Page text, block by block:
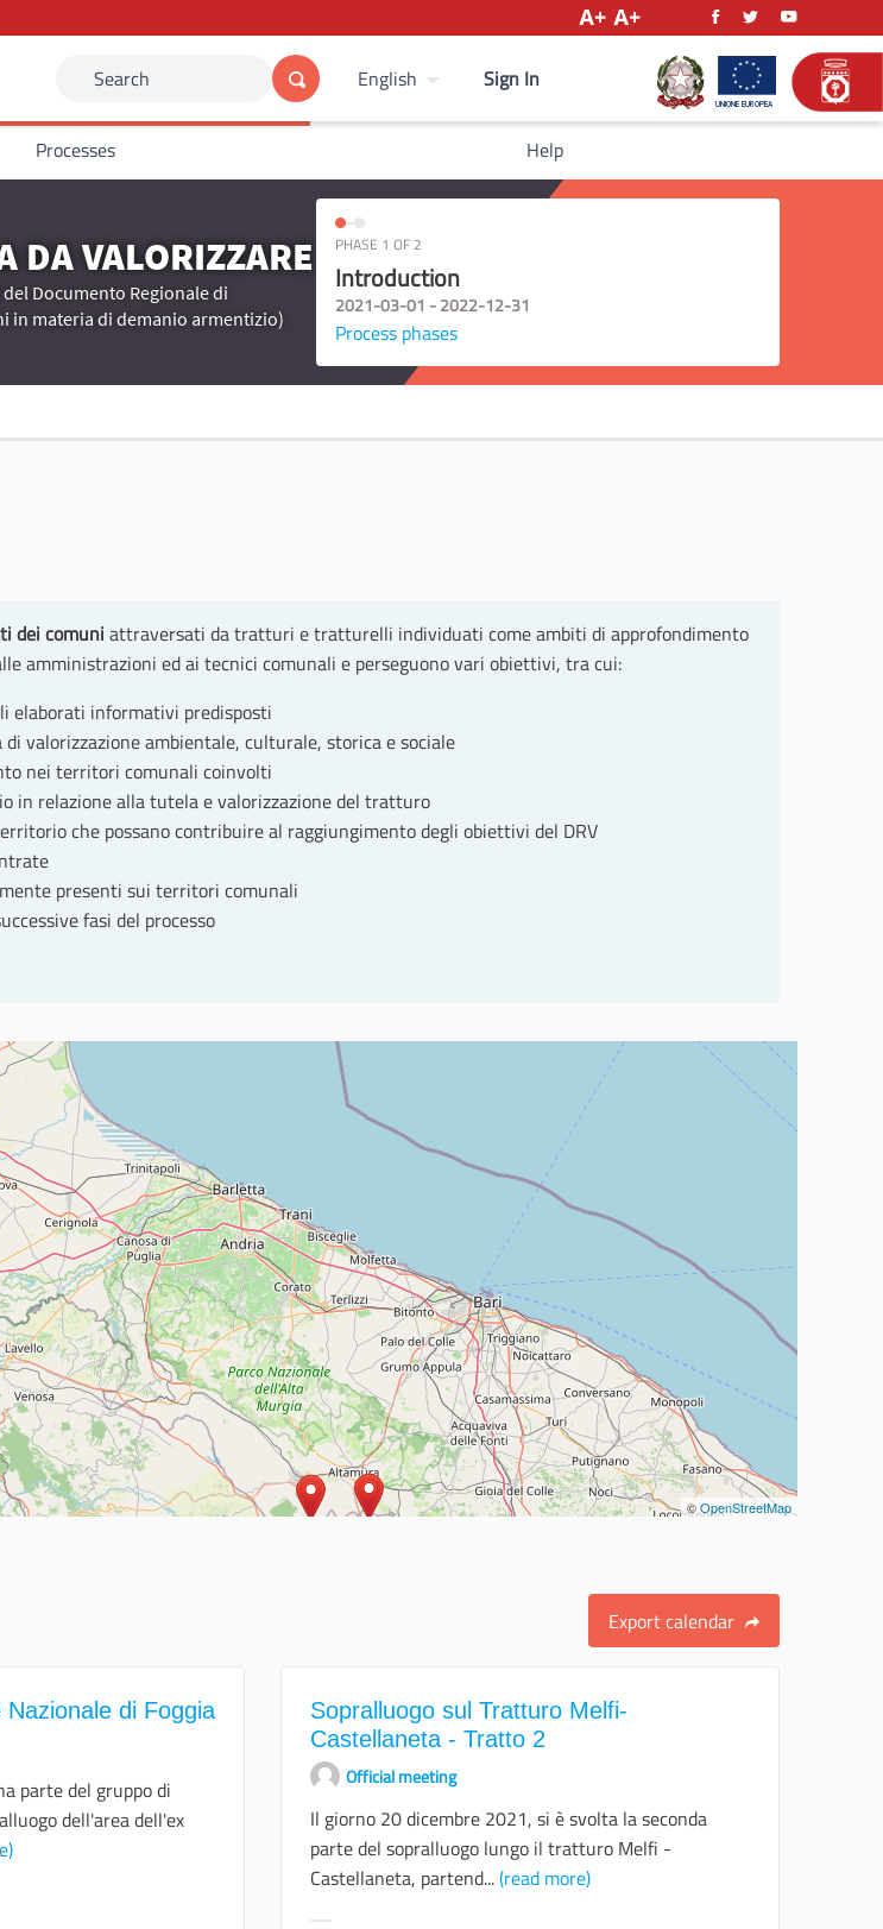
Search English Sign In
Processes Help
DA VALORIZZARE
del Documento Regionale di
in materia di demanio armentizio)
PHASE 1 OF 2
Introduction
2021-03-01 - 2022-12-31
Process phases
dei comuni attraversati da tratturi e tratturelli individuati come ambiti di approfondimento
amministrazioni ed ai tecnici comunali e perseguono vari obiettivi, tra cui:
elaborati informativi predisposti
valorizzazione ambientale, culturale, storica e sociale
nei territori comunali coinvolti
in relazione alla tutela e valorizzazione del tratturo
che possano contribuire al raggiungimento degli obiettivi del DRV
presenti sui territori comunali
fasi del processo
©OpenStreetMap
Export calendar
di Foggia
parte del gruppo di
dell'area dell'ex
Sopralluogo sul Tratturo Melfi-
Castellaneta - Tratto 2
Official meeting
Il giorno 20 dicembre 2021, si è svolta la seconda
parte del sopralluogo lungo il tratturo Melfi -
Castellaneta, partend...(read more)